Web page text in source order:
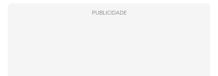
PUBLICIDADE